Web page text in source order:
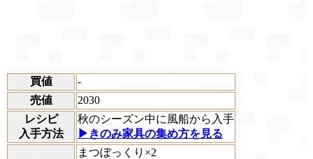
買値
-
売値
2030
レシピ
入手方法
秋のシーズン中に風船から入手
▶きのみ家具の集め方を見る
まつぼっくり×2